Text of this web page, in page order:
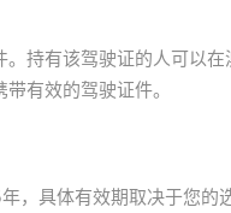
持有该驾驶证的人可以
有效的驾驶证件。
，具体有效期取决于您的